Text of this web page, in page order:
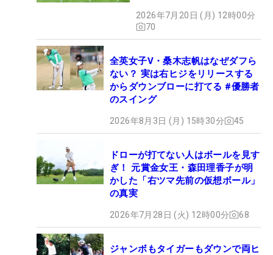
2026年7月20日 (月) 12時00分
70
全英女子V・桑木志帆はなぜダフら
ない？ 実は右ヒジをリリースする
からダウンブローに打てる #優勝者
のスイング
2026年8月3日 (月) 15時30分 45
ドローが打てない人はボールを見す
ぎ！ 元賞金女王・森田理香子が明
かした「右ツマ先前の仮想ボール」
の真実
2026年7月28日 (火) 12時00分 68
ジャンボもタイガーもダウンで両ヒ